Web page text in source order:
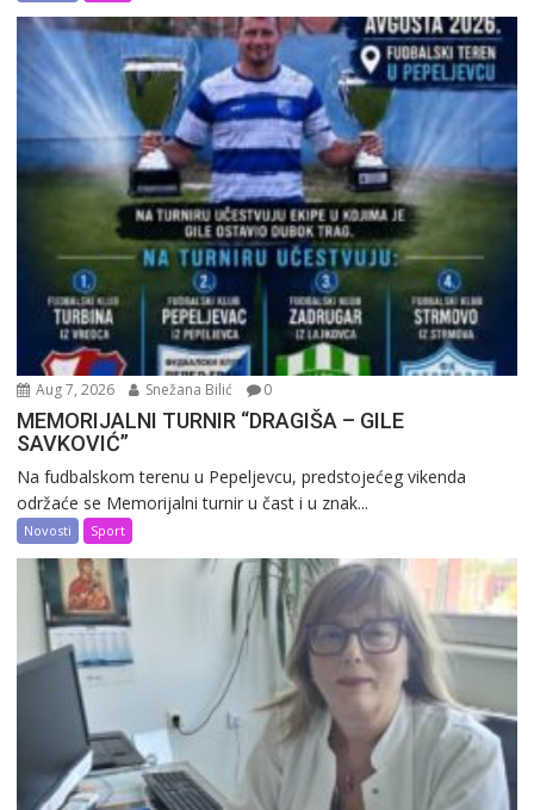
Aug 7, 2026 Snežana Bilić 0
MEMORIJALNI TURNIR “DRAGIŠA – GILE
SAVKOVIĆ”
Na fudbalskom terenu u Pepeljevcu, predstojećeg vikenda
održaće se Memorijalni turnir u čast i u znak...
Novosti Sport